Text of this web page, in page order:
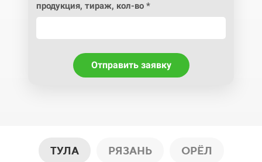
продукция, тираж, кол-во *
Отправить заявку
ТУЛА РЯЗАНЬ ОРЁЛ